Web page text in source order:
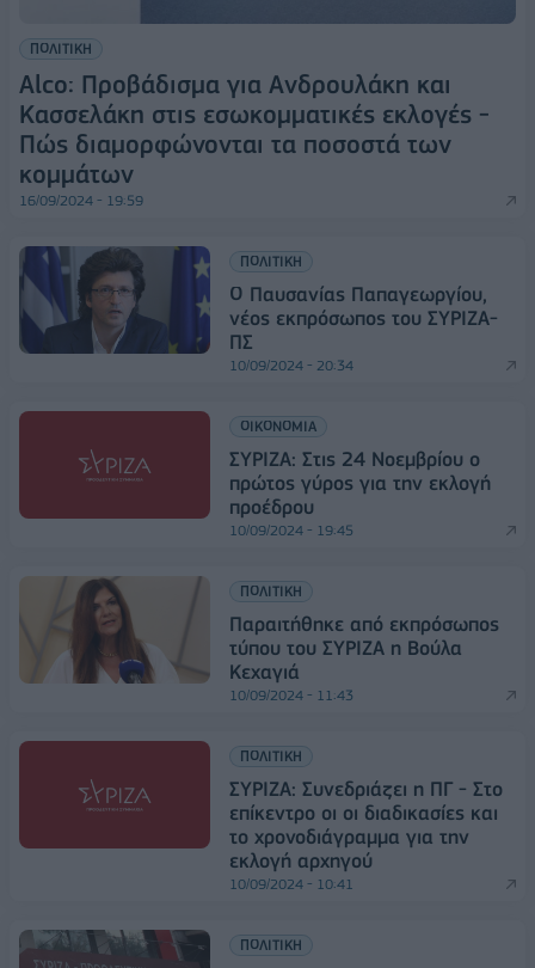
ΠΟΛΙΤΙΚΗ
Alco: Προβάδισμα για Ανδρουλάκη και
Κασσελάκη στις εσωκομματικές εκλογές -
Πώς διαμορφώνονται τα ποσοστά των
κομμάτων
16/09/2024 - 19:59
ΠΟΛΙΤΙΚΗ
Ο Παυσανίας Παπαγεωργίου,
νέος εκπρόσωπος του ΣΥΡΙΖΑ-
ΠΣ
10/09/2024 - 20:34
ΟΙΚΟΝΟΜΙΑ
ΣΥΡΙΖΑ: Στις 24 Νοεμβρίου ο
πρώτος γύρος για την εκλογή
προέδρου
10/09/2024 - 19:45
ΠΟΛΙΤΙΚΗ
Παραιτήθηκε από εκπρόσωπος
τύπου του ΣΥΡΙΖΑ η Βούλα
Κεχαγιά
10/09/2024 - 11:43
ΠΟΛΙΤΙΚΗ
ΣΥΡΙΖΑ: Συνεδριάζει η ΠΓ - Στο
επίκεντρο οι οι διαδικασίες και
το χρονοδιάγραμμα για την
εκλογή αρχηγού
10/09/2024 - 10:41
ΠΟΛΙΤΙΚΗ